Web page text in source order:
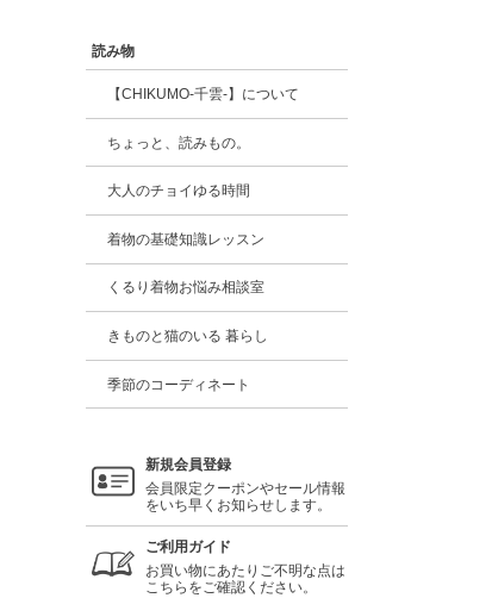
読み物
【CHIKUMO-千雲-】について
ちょっと、読みもの。
大人のチョイゆる時間
着物の基礎知識レッスン
くるり着物お悩み相談室
きものと猫のいる 暮らし
季節のコーディネート
新規会員登録
会員限定クーポンやセール情報
をいち早くお知らせします。
ご利用ガイド
お買い物にあたりご不明な点は
こちらをご確認ください。